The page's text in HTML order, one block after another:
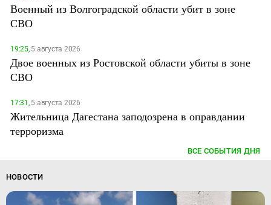
Военный из Волгоградской области убит в зоне
СВО
19:25,5 августа 2026
Двое военных из Ростовской области убиты в зоне
СВО
17:31,5 августа 2026
Жительница Дагестана заподозрена в оправдании
терроризма
ВСЕ СОБЫТИЯ ДНЯ
НОВОСТИ